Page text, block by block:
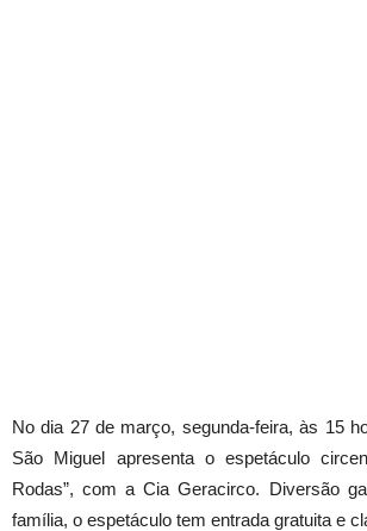
No dia 27 de março, segunda-feira, às 15
São Miguel apresenta o espetáculo
Rodas”, com a Cia Geracirco. Diversão
família, o espetáculo tem entrada gratuita e